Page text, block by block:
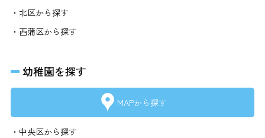
・北区から探す
・西蒲区から探す
幼稚園を探す
MAPから探す
・中央区から探す